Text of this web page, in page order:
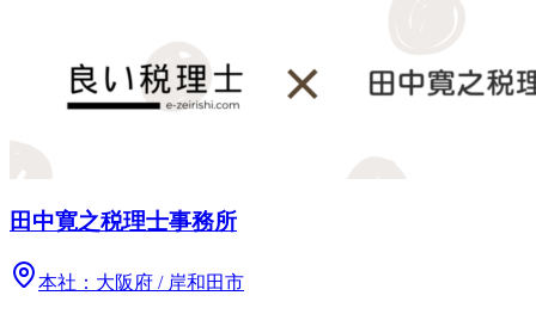
田中寛之税理士事務所
本社： 大阪府 / 岸和田市